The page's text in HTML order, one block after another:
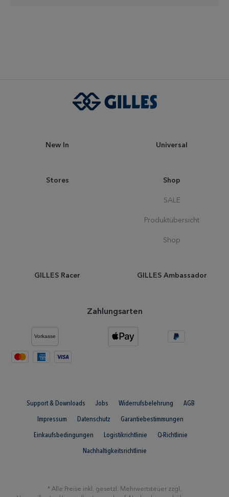
New In Universal
Stores Shop
SALE
Produktübersicht
Shop
GILLES Racer GILLES Ambassador
Zahlungsarten
Support & Downloads Jobs Widerrufsbelehrung AGB
Impressum Datenschutz Garantiebestimmungen
Einkaufsbedingungen Logistikrichtlinie Q-Richtlinie
Nachhaltigkeitsrichtlinie
* Alle Preise inkl. gesetzl. Mehrwertsteuer zzgl.